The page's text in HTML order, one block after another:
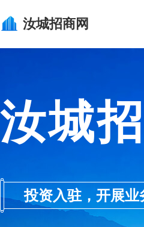
汝城招商网
汝城
投资入驻，开展